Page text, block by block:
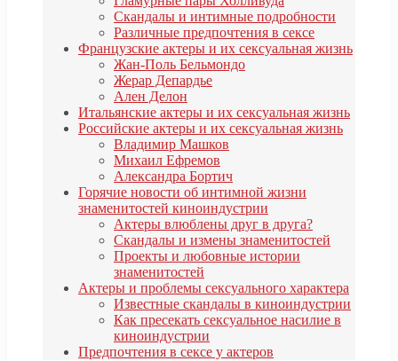
Скандалы и интимные подробности
Различные предпочтения в сексе
Французские актеры и их сексуальная жизнь
Жан-Поль Бельмондо
Жерар Депардье
Ален Делон
Итальянские актеры и их сексуальная жизнь
Российские актеры и их сексуальная жизнь
Владимир Машков
Михаил Ефремов
Александра Бортич
Горячие новости об интимной жизни
знаменитостей киноиндустрии
Актеры влюблены друг в друга?
Скандалы и измены знаменитостей
Проекты и любовные истории
знаменитостей
Актеры и проблемы сексуального характера
Известные скандалы в киноиндустрии
Как пресекать сексуальное насилие в
киноиндустрии
Предпочтения в сексе у актеров